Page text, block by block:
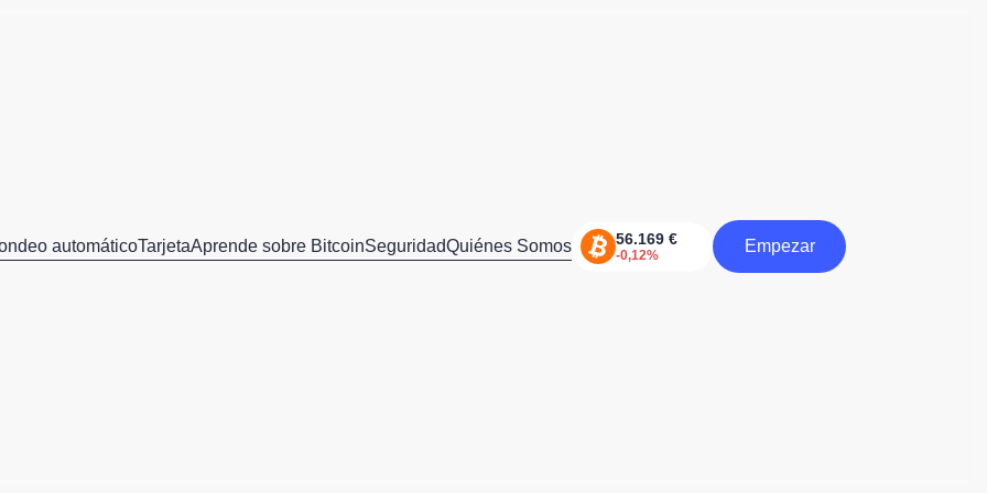
automáticoTarjetaAprende sobre BitcoinSeguridadQuiénes Somos
Empezar
Comienzo